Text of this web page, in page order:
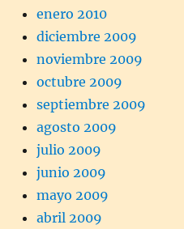
enero 2010
diciembre 2009
noviembre 2009
octubre 2009
septiembre 2009
agosto 2009
julio 2009
junio 2009
mayo 2009
abril 2009